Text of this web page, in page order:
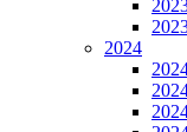
2024